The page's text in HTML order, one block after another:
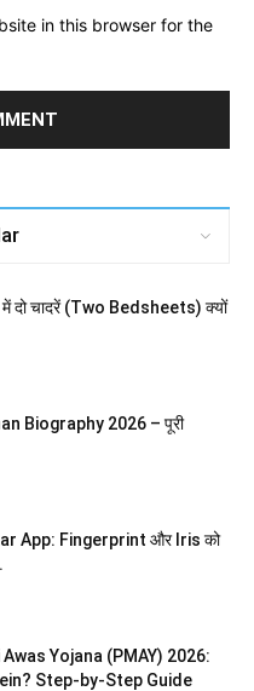
in this browser for the
दो चादरें (Two Bedsheets) क्यों
Biography 2026 – पूरी
App: Fingerprint और Iris को
Yojana (PMAY) 2026:
Step-by-Step Guide